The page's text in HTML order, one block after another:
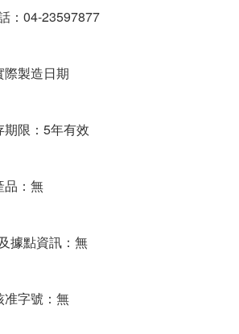
：04-23597877
製造日期
限：5年有效
品：無
據點資訊：無
准字號：無